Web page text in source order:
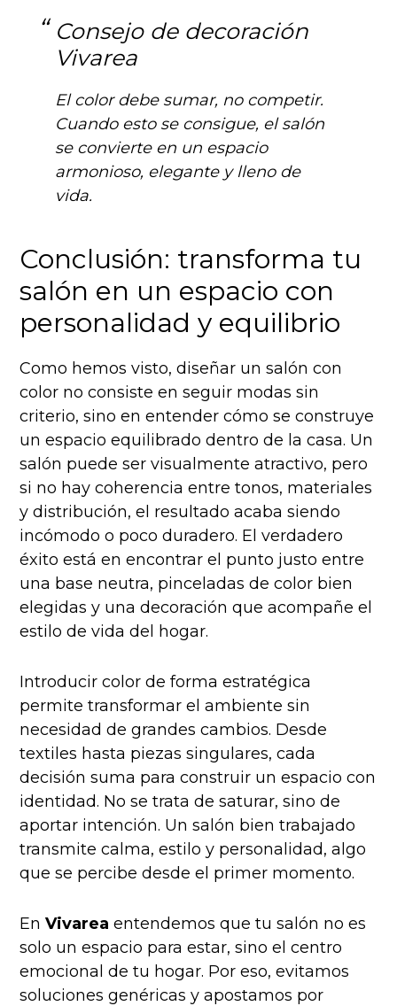
Consejo de decoración
Vivarea
El color debe sumar, no competir.
Cuando esto se consigue, el salón
se convierte en un espacio
armonioso, elegante y lleno de
vida.
Conclusión: transforma tu
salón en un espacio con
personalidad y equilibrio
Como hemos visto, diseñar un salón con
color no consiste en seguir modas sin
criterio, sino en entender cómo se construye
un espacio equilibrado dentro de la casa. Un
salón puede ser visualmente atractivo, pero
si no hay coherencia entre tonos, materiales
y distribución, el resultado acaba siendo
incómodo o poco duradero. El verdadero
éxito está en encontrar el punto justo entre
una base neutra, pinceladas de color bien
elegidas y una decoración que acompañe el
estilo de vida del hogar.
Introducir color de forma estratégica
permite transformar el ambiente sin
necesidad de grandes cambios. Desde
textiles hasta piezas singulares, cada
decisión suma para construir un espacio con
identidad. No se trata de saturar, sino de
aportar intención. Un salón bien trabajado
transmite calma, estilo y personalidad, algo
que se percibe desde el primer momento.
EnVivareaentendemos que tu salón no es
solo un espacio para estar, sino el centro
emocional de tu hogar. Por eso, evitamos
soluciones genéricas y apostamos por